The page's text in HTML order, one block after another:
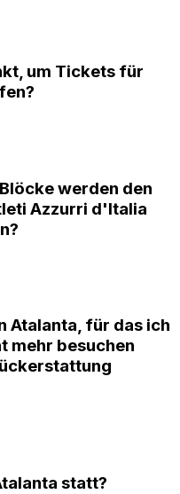
um Tickets für
werden den
Azzurri d'Italia
Atalanta, für das ich
mehr besuchen
statt?